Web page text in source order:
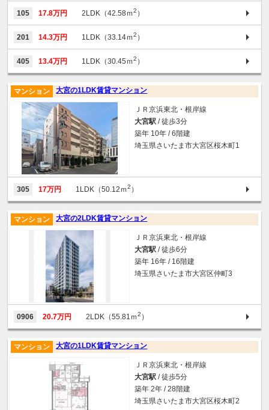
105 17.8万円 2LDK（42.58ｍ2 ）
201 14.3万円 1LDK（33.14ｍ2 ）
405 13.4万円 1LDK（30.45ｍ2 ）
大宮の1LDK賃貸マンション
マンション
ＪＲ京浜東北・根岸線
大宮駅 / 徒歩3分
築年 10年 / 6階建
埼玉県さいたま市大宮区桜木町1
305 17万円 1LDK（50.12ｍ2 ）
大宮の2LDK賃貸マンション
マンション
ＪＲ京浜東北・根岸線
大宮駅 / 徒歩6分
築年 16年 / 16階建
埼玉県さいたま市大宮区仲町3
0906 20.7万円 2LDK（55.81ｍ2 ）
大宮の1LDK賃貸マンション
マンション
ＪＲ京浜東北・根岸線
大宮駅 / 徒歩5分
築年 2年 / 28階建
埼玉県さいたま市大宮区桜木町2